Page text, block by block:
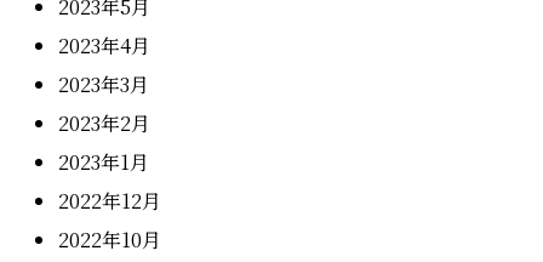
2023年5月
2023年4月
2023年3月
2023年2月
2023年1月
2022年12月
2022年10月